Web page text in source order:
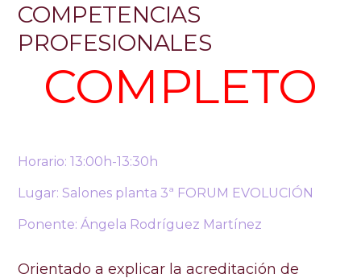
COMPETENCIAS
PROFESIONALES
COMPLETO
Horario: 13:00h-13:30h
Lugar: Salones planta 3ª FORUM EVOLUCIÓN
Ponente: Ángela Rodríguez Martínez
Orientado a explicar la acreditación de